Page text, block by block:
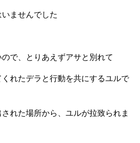
ませんでした
で、とりあえずアサと別れて
れたデラと行動を共にするユルで
れた場所から、ユルが拉致られま